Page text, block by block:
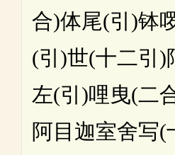
合)体尾(引)钵
(引)世(十二引)
左(引)哩曳(二
阿目迦室舍写(